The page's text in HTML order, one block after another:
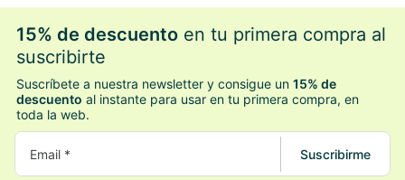
15% de descuento en tu primera compra al
suscribirte
Suscríbete a nuestra newsletter y consigue un 15% de
descuento al instante para usar en tu primera compra, en
toda la web.
Email * Suscribirme